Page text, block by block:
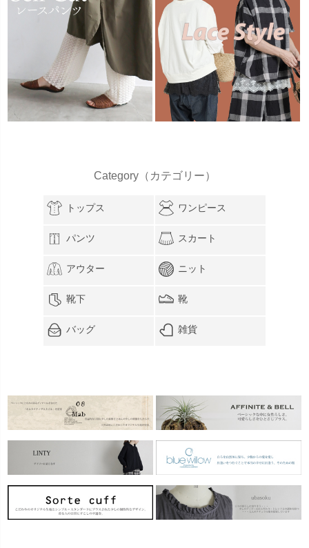
Category（カテゴリー）
トップス ワンピース
パンツ スカート
アウター ニット
靴下 靴
バッグ 雑貨